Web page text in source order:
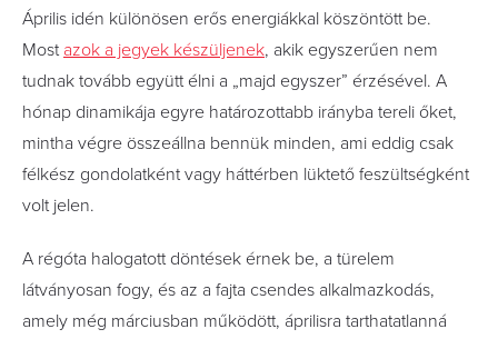
Április idén különösen erős energiákkal köszöntött be.
Most azok a jegyek készüljenek, akik egyszerűen nem
tudnak tovább együtt élni a „majd egyszer” érzésével. A
hónap dinamikája egyre határozottabb irányba tereli őket,
mintha végre összeállna bennük minden, ami eddig csak
félkész gondolatként vagy háttérben lüktető feszültségként
volt jelen.
A régóta halogatott döntések érnek be, a türelem
látványosan fogy, és az a fajta csendes alkalmazkodás,
amely még márciusban működött, áprilisra tarthatatlanná